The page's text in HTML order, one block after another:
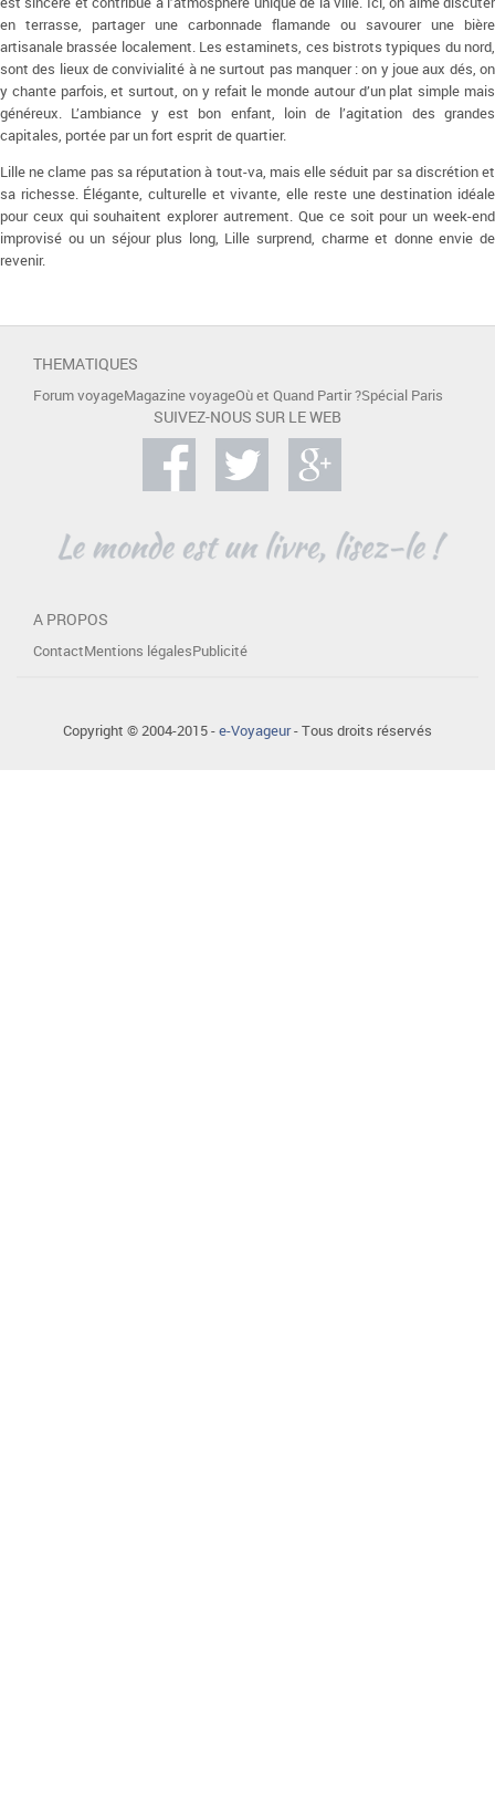
en terrasse, partager une carbonnade flamande ou savourer une bière
artisanale brassée localement. Les estaminets, ces bistrots typiques du nord,
sont des lieux de convivialité à ne surtout pas manquer : on y joue aux dés, on
y chante parfois, et surtout, on y refait le monde autour d’un plat simple mais
généreux. L’ambiance y est bon enfant, loin de l’agitation des grandes
capitales, portée par un fort esprit de quartier.
Lille ne clame pas sa réputation à tout-va, mais elle séduit par sa discrétion et
sa richesse. Élégante, culturelle et vivante, elle reste une destination idéale
pour ceux qui souhaitent explorer autrement. Que ce soit pour un week-end
improvisé ou un séjour plus long, Lille surprend, charme et donne envie de
revenir.
THEMATIQUES
Forum voyageMagazine voyageOù et Quand Partir ?Spécial Paris
SUIVEZ-NOUS SUR LE WEB
A PROPOS
ContactMentions légalesPublicité
Copyright © 2004-2015 -e-Voyageur- Tous droits réservés